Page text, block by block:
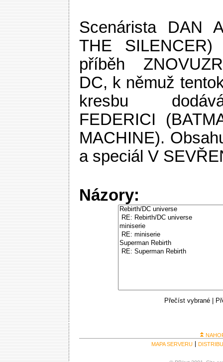
Scenárista DAN
THE
příběh
DC, k němuž
kresbu
FEDERICI
MACHINE).
a speciál V
Názory:
Přečíst vybrané|
MAPA SERVERU